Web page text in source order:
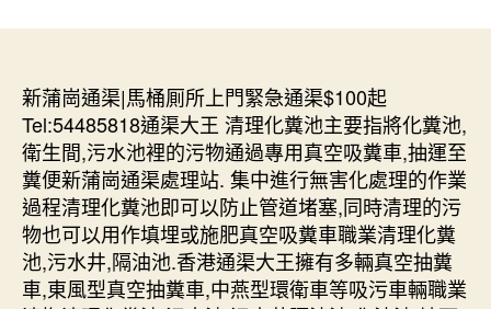
新蒲崗通渠|馬桶厠所上門緊急通渠$100起
Tel:54485818通渠大王 清理化糞池主要指將化糞池,
衛生間,污水池裡的污物通過專用真空吸糞車,抽運至
糞便新蒲崗通渠處理站. 集中進行無害化處理的作業
過程清理化糞池即可以防止管道堵塞,同時清理的污
物也可以用作填埋或施肥真空吸糞車職業清理化糞
池,污水井,隔油池.香港通渠大王擁有多輛真空抽糞
車,東風型真空抽糞車,中燕型環衛車等吸污車輛職業